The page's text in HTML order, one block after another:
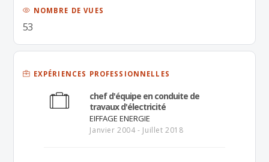
NOMBRE DE VUES
53
EXPÉRIENCES PROFESSIONNELLES
chef d'équipe en conduite de
travaux d'électricité
EIFFAGE ENERGIE
Janvier 2004 - Juillet 2018